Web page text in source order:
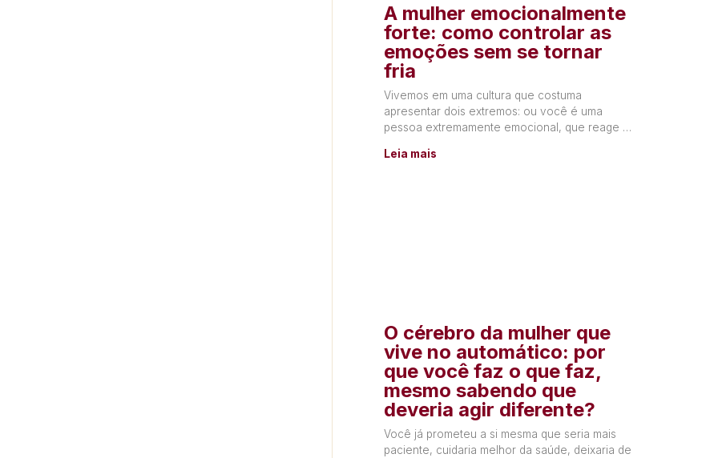
A mulher emocionalmente
forte: como controlar as
emoções sem se tornar
fria
Vivemos em uma cultura que costuma
apresentar dois extremos: ou você é uma
pessoa extremamente emocional, que reage a
Leia mais
O cérebro da mulher que
vive no automático: por
que você faz o que faz,
mesmo sabendo que
deveria agir diferente?
Você já prometeu a si mesma que seria mais
paciente, cuidaria melhor da saúde, deixaria de